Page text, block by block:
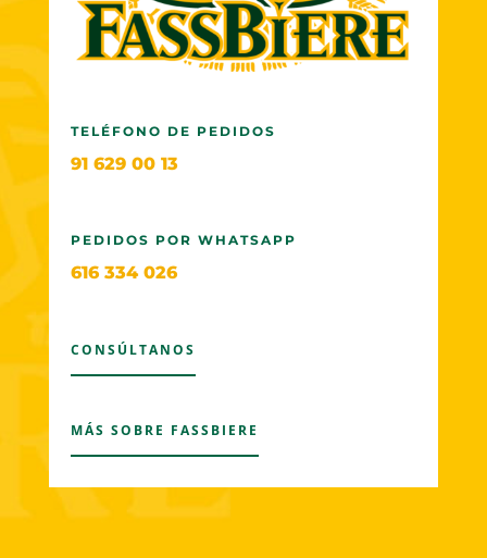
TELÉFONO DE PEDIDOS
91 629 00 13
PEDIDOS POR WHATSAPP
616 334 026
CONSÚLTANOS
MÁS SOBRE FASSBIERE